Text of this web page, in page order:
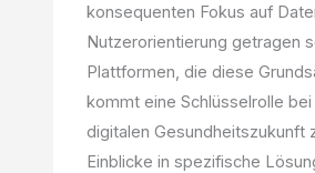
konsequenten Fokus auf
Nutzerorientierung getragen
Plattformen, die diese
kommt eine Schlüsselrolle
digitalen Gesundheitszukunft
Einblicke in spezifische